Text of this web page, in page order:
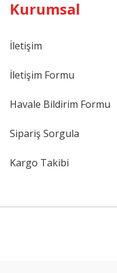
Kurumsal
İletişim
İletişim Formu
Havale Bildirim Formu
Sipariş Sorgula
Kargo Takibi